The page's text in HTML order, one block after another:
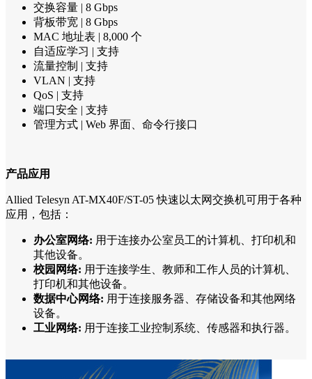
交换容量 | 8 Gbps
背板带宽 | 8 Gbps
MAC 地址表 | 8,000 个
自适应学习 | 支持
流量控制 | 支持
VLAN | 支持
QoS | 支持
端口安全 | 支持
管理方式 | Web 界面、命令行接口
产品应用
Allied Telesyn AT-MX40F/ST-05 快速以太网交换机可用于各种
应用，包括：
办公室网络: 用于连接办公室员工的计算机、打印机和
其他设备。
校园网络: 用于连接学生、教师和工作人员的计算机、
打印机和其他设备。
数据中心网络: 用于连接服务器、存储设备和其他网络
设备。
工业网络: 用于连接工业控制系统、传感器和执行器。